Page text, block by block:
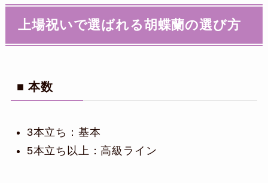
上場祝いで選ばれる胡蝶蘭の選び方
■ 本数
3本立ち：基本
5本立ち以上：高級ライン